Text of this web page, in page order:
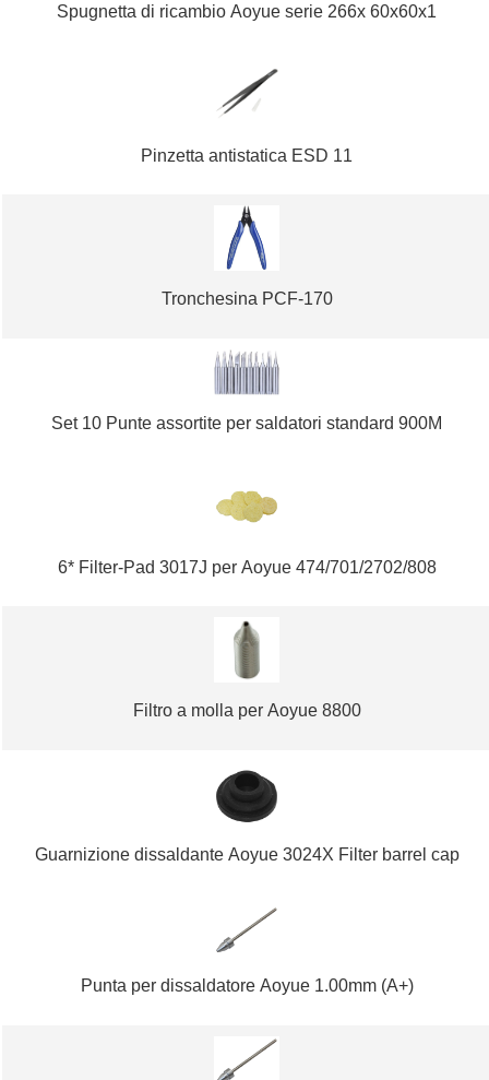
Spugnetta di ricambio Aoyue serie 266x 60x60x1
Pinzetta antistatica ESD 11
Tronchesina PCF-170
Set 10 Punte assortite per saldatori standard 900M
6* Filter-Pad 3017J per Aoyue 474/701/2702/808
Filtro a molla per Aoyue 8800
Guarnizione dissaldante Aoyue 3024X Filter barrel cap
Punta per dissaldatore Aoyue 1.00mm (A+)